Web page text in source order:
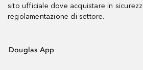
sito ufficiale dove acquistare in
regolamentazione di settore.
Douglas App